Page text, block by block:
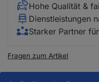
Hohe Qualität &
Dienstleistungen
Starker Partner
Fragen zum Artikel